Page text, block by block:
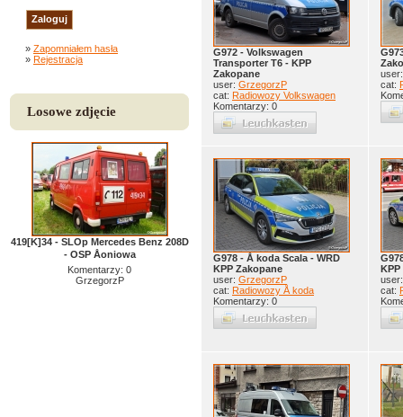
» Zapomniałem hasła
» Rejestracja
Losowe zdjęcie
419[K]34 - SLOp Mercedes Benz 208D
- OSP Åoniowa
Komentarzy: 0
GrzegorzP
G972 - Volkswagen
Transporter T6 - KPP
Zakopane
user: GrzegorzP
cat: Radiowozy Volkswagen
Komentarzy: 0
cat:
G978 - Å koda Scala - WRD
KPP Zakopane
user: GrzegorzP
cat: Radiowozy Å koda
Komentarzy: 0
KPP
cat: